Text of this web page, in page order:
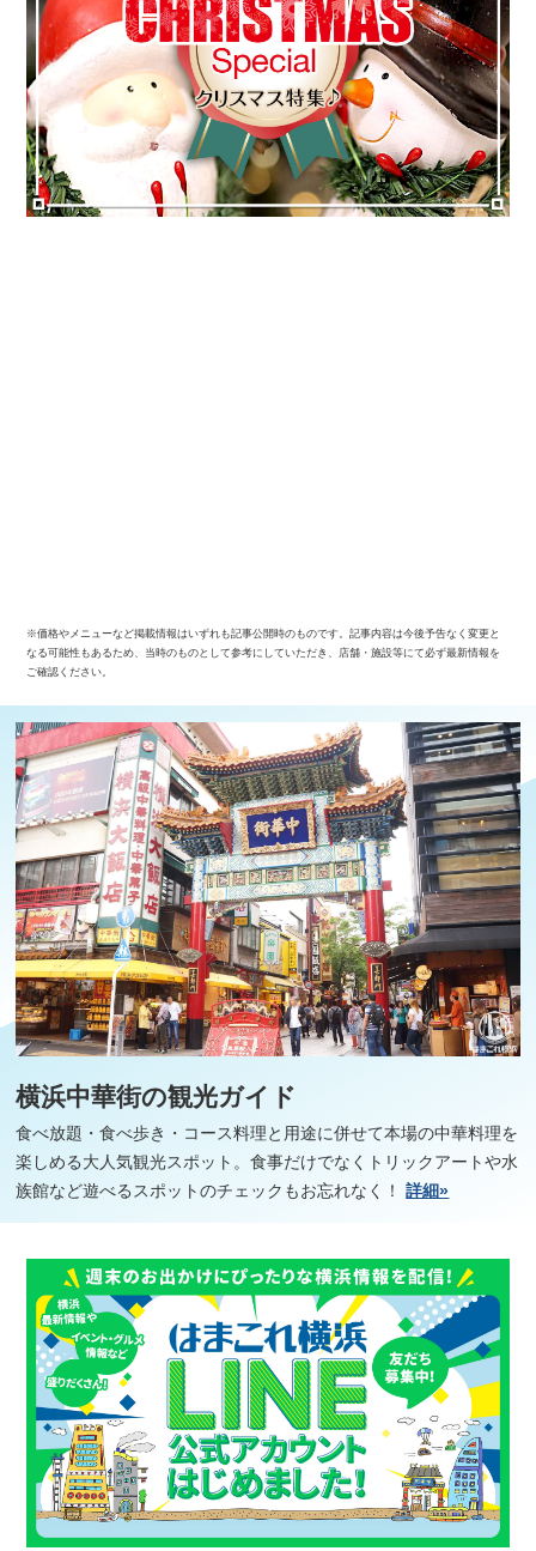
※価格やメニューなど掲載情報はいずれも記事公開時のものです。記事内容は今後予告なく変更と
なる可能性もあるため、当時のものとして参考にしていただき、店舗・施設等にて必ず最新情報を
ご確認ください。
横浜中華街の観光ガイド
食べ放題・食べ歩き・コース料理と用途に併せて本場の中華料理を
楽しめる大人気観光スポット。食事だけでなくトリックアートや水
族館など遊べるスポットのチェックもお忘れなく！詳細»